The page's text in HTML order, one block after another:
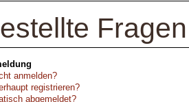
Fragen
anmelden?
registrieren?
abgemeldet?